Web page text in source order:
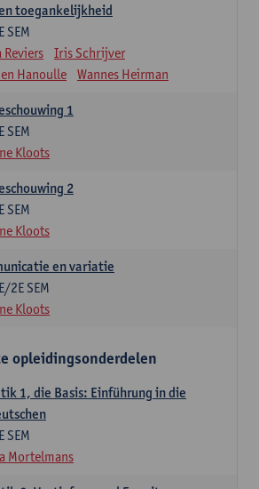
toegankelijkheid
SEM
Reviers
Iris Schrijver
Hanoulle
Wannes Heirman
1
SEM
Kloots
2
SEM
Kloots
en variatie
2E SEM
Kloots
opleidingsonderdelen
1, die Basis: Einführung in die
SEM
Mortelmans